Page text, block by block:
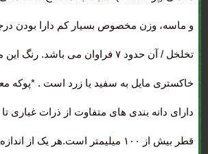
و ماسه، وزن مخصوص بسیار کم دارا بودن
تخلخل / آن حدود ۷ فراوان می باشد.
دارای دانه بندی های متفاوت از ذرات غباری
قطر بیش از ۱۰۰ میلیمتر است.هر یک از